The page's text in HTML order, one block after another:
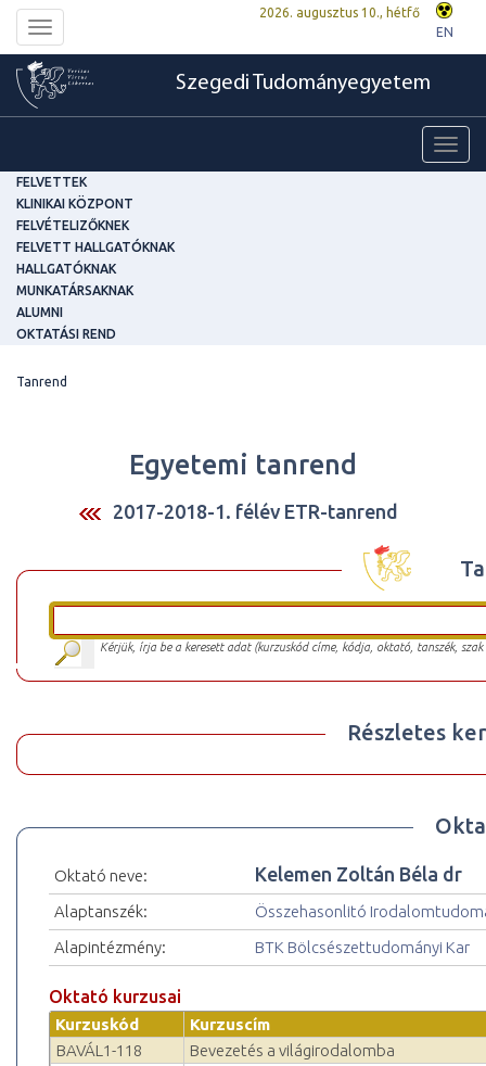
Toggle
navigation
2026. augusztus 10., hétfő
EN
Szegedi Tudományegyetem
FELVETTEK
KLINIKAI KÖZPONT
FELVÉTELIZŐKNEK
FELVETT HALLGATÓKNAK
HALLGATÓKNAK
MUNKATÁRSAKNAK
ALUMNI
OKTATÁSI REND
Tanrend
Egyetemi tanrend
2017-2018-1. félév ETR-tanrend
Kérjük, írja be a keresett adat (kurzuskód címe, kódja, oktató, tanszék,
Részletes
Oktató neve: Kelemen Zoltán Béla dr
Alaptanszék:
Összehasonlitó
Alapintézmény:
BTK Bölcsészettudományi Kar
Oktató kurzusai
Kurzuskód
Kurzuscím
BAVÁL1-118
Bevezetés a világirodalomba